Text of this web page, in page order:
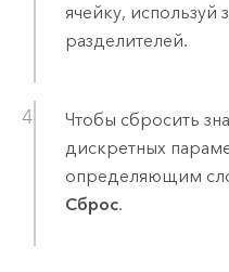
ячейку, используй
разделителей.
Чтобы сбросить
дискретных
определяющим
Сброс.